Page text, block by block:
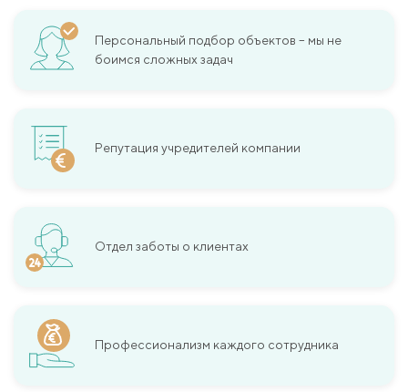
Персональный подбор объектов – мы не
боимся сложных задач
Репутация учредителей компании
Отдел заботы о клиентах
Профессионализм каждого сотрудника